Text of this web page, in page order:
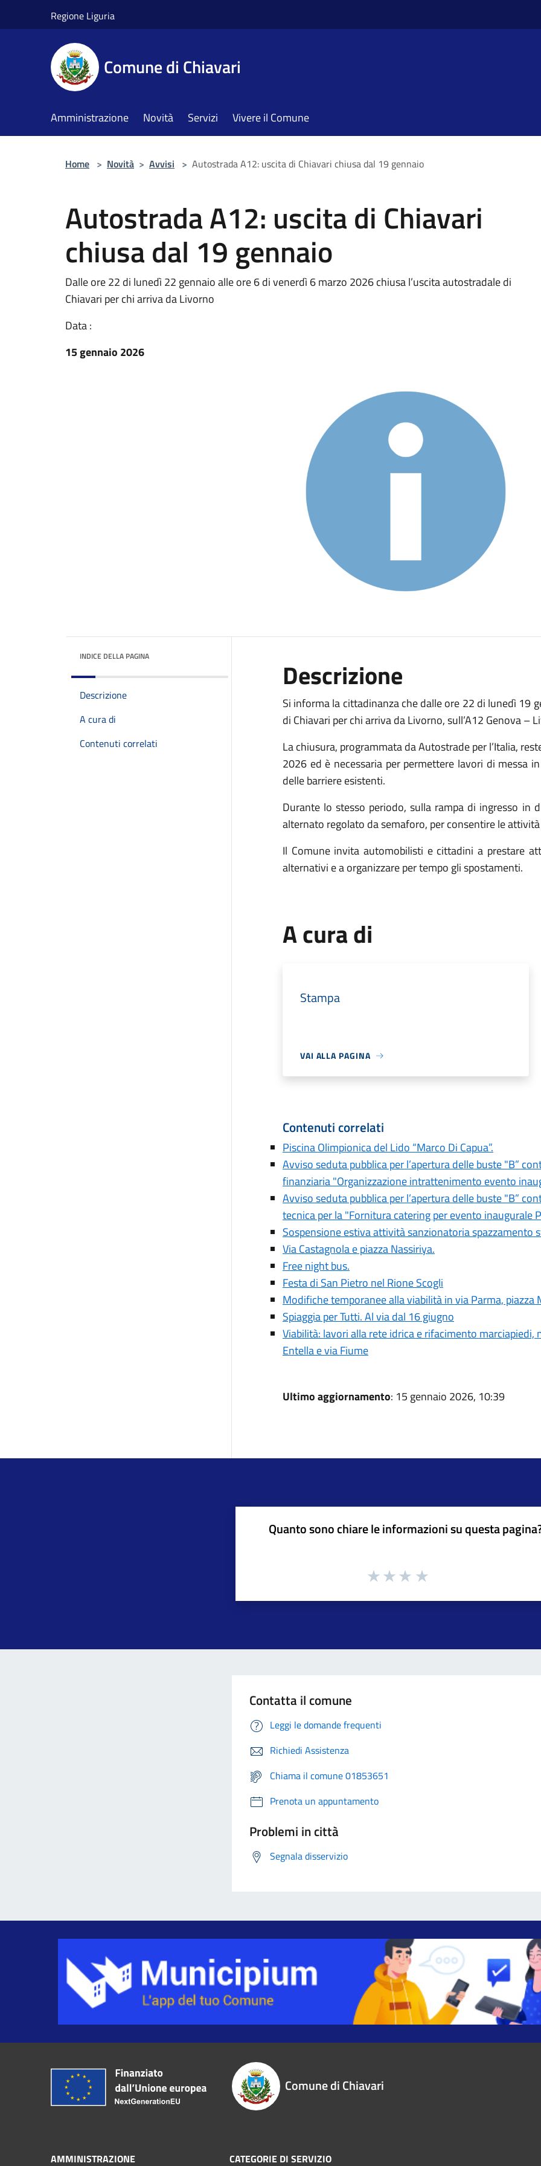
Regione Liguria
Comune di Chiavari
Amministrazione Novità Servizi Vivere il Comune
Home > Novità > Avvisi > Autostrada A12: uscita di Chiavari chiusa dal 19 gennaio
Autostrada A12: uscita di Chiavari
chiusa dal 19 gennaio
Dalle ore 22 di lunedì 22 gennaio alle ore 6 di venerdì 6 marzo 2026 chiusa l’uscita autostradale di
Chiavari per chi arriva da Livorno
Data :
15 gennaio 2026
INDICE DELLA PAGINA
Descrizione
A cura di
Contenuti correlati
Descrizione
Si informa la cittadinanza che dalle ore 22 di lunedì 19
di Chiavari per chi arriva da Livorno, sull’A12 Genova –
La chiusura, programmata da Autostrade per l’Italia,
2026 ed è necessaria per permettere lavori di messa
delle barriere esistenti.
Durante lo stesso periodo, sulla rampa di ingresso in
alternato regolato da semaforo, per consentire le
Il Comune invita automobilisti e cittadini a prestare
alternativi e a organizzare per tempo gli spostamenti.
A cura di
Stampa
VAI ALLA PAGINA
Contenuti correlati
Piscina Olimpionica del Lido “Marco Di Capua”.
Avviso seduta pubblica per l’apertura delle buste "B”
finanziaria "Organizzazione intrattenimento evento
Avviso seduta pubblica per l’apertura delle buste "B”
tecnica per la "Fornitura catering per evento inaugurale
Sospensione estiva attività sanzionatoria spazzamento
Via Castagnola e piazza Nassiriya.
Free night bus.
Festa di San Pietro nel Rione Scogli
Modifiche temporanee alla viabilità in via Parma, piazza
Spiaggia per Tutti. Al via dal 16 giugno
Viabilità: lavori alla rete idrica e rifacimento
Entella e via Fiume
Ultimo aggiornamento: 15 gennaio 2026, 10:39
Quanto sono chiare le informazioni su questa
Contatta il comune
Leggi le domande frequenti
Richiedi Assistenza
Chiama il comune 01853651
Prenota un appuntamento
Problemi in città
Segnala disservizio
Comune di Chiavari
AMMINISTRAZIONE CATEGORIE DI SERVIZIO